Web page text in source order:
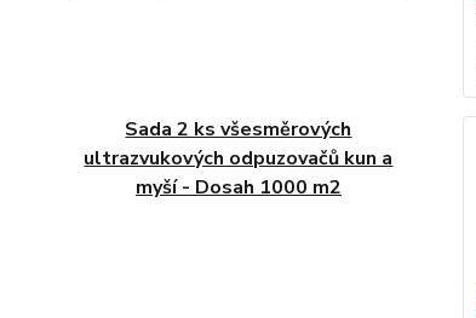
Sada 2 ks všesměrových
ultrazvukových odpuzovačů kun a
myší - Dosah 1000 m2